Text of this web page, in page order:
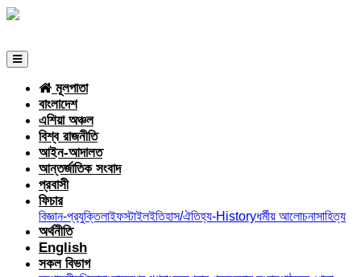
মূলপাতা
বাংলাদেশ
এশিয়া অঞ্চল
বিশ্ব রাজনীতি
আইন-আদালত
আন্তর্জাতিক সংবাদ
প্রবাসী
ফিচার
বিজ্ঞান-প্রযুক্তিলাইফস্টাইলইতিহাস/ঐতিহ্য-Historyধর্মীয় আলোচনাসাহিত্য
অর্থনীতি
English
সকল বিভাগ